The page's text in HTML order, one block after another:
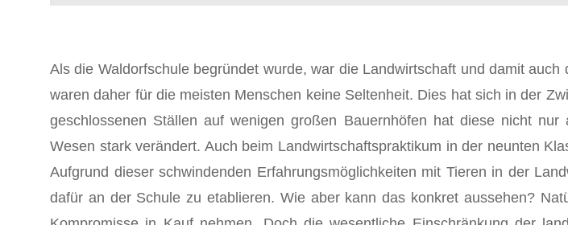
Als die Waldorfschule begründet wurde, war die Landwirtschaft und damit
waren daher für die meisten Menschen keine Seltenheit. Dies hat sich in der
geschlossenen Ställen auf wenigen großen Bauernhöfen hat diese nicht
Wesen stark ver­ändert. Auch beim Landwirtschaftspraktikum in der neunten
Aufgrund dieser schwindenden Erfahrungsmöglichkeiten mit Tieren in der
dafür an der Schule zu etablieren. Wie aber kann das konkret aussehen?